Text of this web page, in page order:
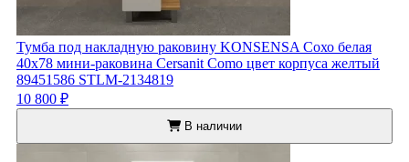
Тумба под накладную раковину KONSENSA Сохо белая
40x78 мини-раковина Cersanit Como цвет корпуса желтый
89451586 STLM-2134819
10 800 ₽
В наличии